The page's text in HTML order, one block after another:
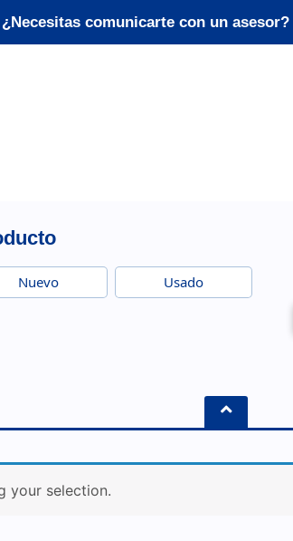
¿Necesitas comunicarte con un asesor?
Nuevo Usado
your selection.